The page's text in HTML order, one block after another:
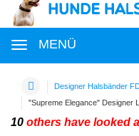
MENÜ
Designer Halsbänder
"Supreme Elegance" Designer
10 others have looked